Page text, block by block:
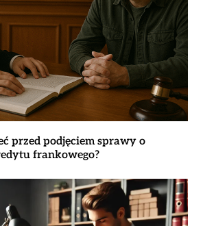
przed podjęciem sprawy o
frankowego?